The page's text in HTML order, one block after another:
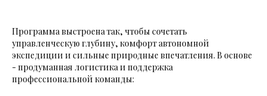
Программа выстроена так, чтобы сочетать
управленческую глубину, комфорт автономной
экспедиции и сильные природные впечатления. В основе
- продуманная логистика и поддержка
профессиональной команды: